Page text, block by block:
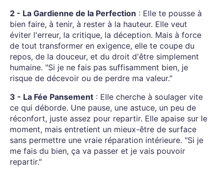
2 - La Gardienne de la Perfection : Elle te pousse à
bien faire, à tenir, à rester à la hauteur. Elle veut
éviter l'erreur, la critique, la déception. Mais à force
de tout transformer en exigence, elle te coupe du
repos, de la douceur, et du droit d'être simplement
humaine. "Si je ne fais pas suffisamment bien, je
risque de décevoir ou de perdre ma valeur."
3 - La Fée Pansement : Elle cherche à soulager vite
ce qui déborde. Une pause, une astuce, un peu de
réconfort, juste assez pour repartir. Elle apaise sur le
moment, mais entretient un mieux-être de surface
sans permettre une vraie réparation intérieure. "Si je
me fais du bien, ça va passer et je vais pouvoir
repartir."